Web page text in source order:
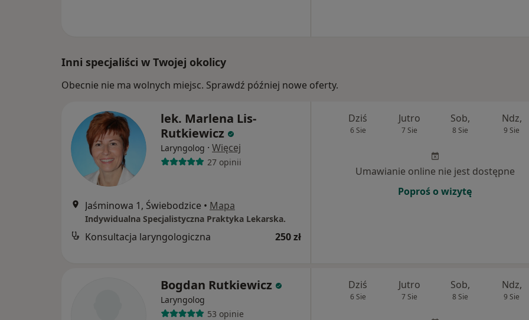
Inni specjaliści w Twojej okolicy
Obecnie nie ma wolnych miejsc. Sprawdź później nowe oferty.
lek. Marlena Lis-
Rutkiewicz
Laryngolog · Więcej
27 opinii
Jaśminowa 1, Świebodzice • Mapa
Indywidualna Specjalistyczna Praktyka Lekarska.
Konsultacja laryngologiczna 250 zł
Dziś
6 Sie
Jutro
7 Sie
Sob,
8 Sie
Ndz,
9 Sie
Umawianie online nie jest dostępne
Poproś o wizytę
Bogdan Rutkiewicz
Laryngolog
53 opinie
Dziś
6 Sie
Jutro
7 Sie
Sob,
8 Sie
Ndz,
9 Sie